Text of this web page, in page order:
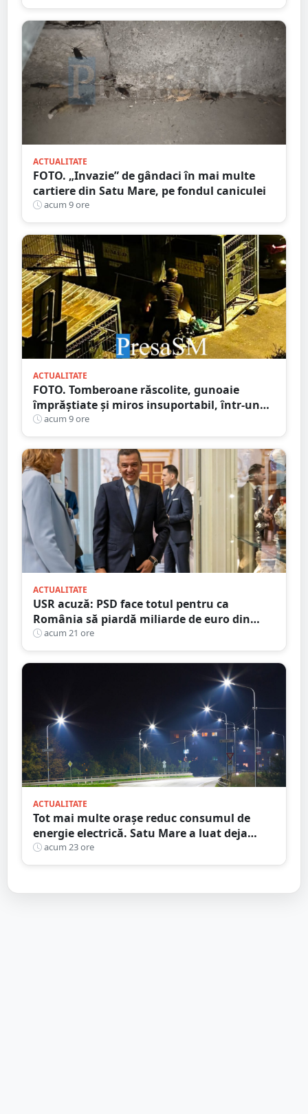
ACTUALITATE
FOTO. „Invazie” de gândaci în mai multe
cartiere din Satu Mare, pe fondul caniculei
acum 9 ore
ACTUALITATE
FOTO. Tomberoane răscolite, gunoaie
împrăștiate și miros insuportabil, într-un
cartier al Sătmarului
acum 9 ore
ACTUALITATE
USR acuză: PSD face totul pentru ca
România să piardă miliarde de euro din
PNRR
acum 21 ore
ACTUALITATE
Tot mai multe orașe reduc consumul de
energie electrică. Satu Mare a luat deja
măsuri. Cu ce soluții au venit ceilalți
primari
acum 23 ore